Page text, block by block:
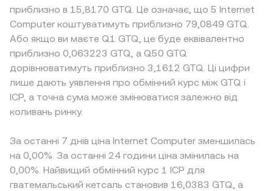
приблизно в 15,8170 GTQ. Це означає, що 5 Internet
Computer коштуватимуть приблизно 79,0849 GTQ.
Або якщо ви маєте Q1 GTQ, це буде еквівалентно
приблизно 0,063223 GTQ, а Q50 GTQ
дорівнюватимуть приблизно 3,1612 GTQ. Ці цифри
лише дають уявлення про обмінний курс між GTQ і
ICP, а точна сума може змінюватися залежно від
коливань ринку.
За останні 7 днів ціна Internet Computer зменшилась
на 0,00%. За останні 24 години ціна змінилась на
0,00%. Найвищий обмінний курс 1 ICP для
гватемальський кетсаль становив 16,0383 GTQ, а